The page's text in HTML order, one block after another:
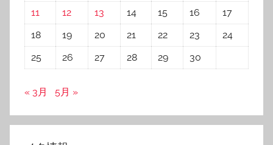
11
12 13 14 15 16
17
18
19 20 21 22 23
24
25
26 27 28 29 30
« 3月 5月 »